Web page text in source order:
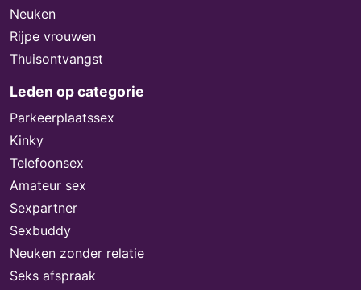
Neuken
Rijpe vrouwen
Thuisontvangst
Leden op categorie
Parkeerplaatssex
Kinky
Telefoonsex
Amateur sex
Sexpartner
Sexbuddy
Neuken zonder relatie
Seks afspraak